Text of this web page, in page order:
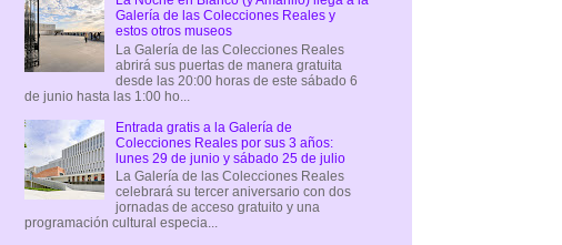
Galería de las Colecciones Reales y
estos otros museos
La Galería de las Colecciones Reales
abrirá sus puertas de manera gratuita
desde las 20:00 horas de este sábado 6
de junio hasta las 1:00 ho...
Entrada gratis a la Galería de
Colecciones Reales por sus 3 años:
lunes 29 de junio y sábado 25 de julio
La Galería de las Colecciones Reales
celebrará su tercer aniversario con dos
jornadas de acceso gratuito y una
programación cultural especia...